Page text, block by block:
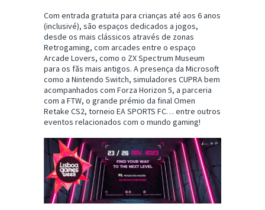
Com entrada gratuita para crianças até aos 6 anos
(inclusivé), são espaços dedicados a jogos,
desde os mais clássicos através de zonas
Retrogaming, com arcades entre o espaço
Arcade Lovers, como o ZX Spectrum Museum
para os fãs mais antigos. A presença da Microsoft
como a Nintendo Switch, simuladores CUPRA bem
acompanhados com Forza Horizon 5, a parceria
com a FTW, o grande prémio da final Omen
Retake CS2, torneio EA SPORTS FC… entre outros
eventos relacionados com o mundo gaming!